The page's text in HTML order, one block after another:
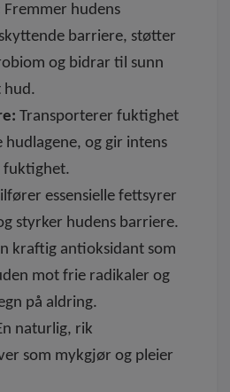
Fremmer hudens
barriere, støtter
og bidrar til sunn
hud.
Transporterer fuktighet
hudlagene, og gir intens
fuktighet.
essensielle fettsyrer
styrker hudens barriere.
kraftig antioksidant som
mot frie radikaler og
på aldring.
naturlig, rik
som mykgjør og pleier